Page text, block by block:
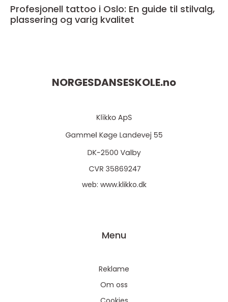
Profesjonell tattoo i Oslo: En guide til stilvalg,
plassering og varig kvalitet
NORGESDANSESKOLE.no
web: www.klikko.dk
Menu
Reklame
Om oss